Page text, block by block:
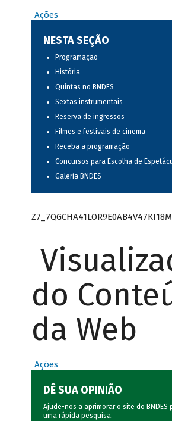
Ações
NESTA SEÇÃO
Programação
História
Quintas no BNDES
Sextas instrumentais
Reserva de ingressos
Filmes e festivais de cinema
Receba a programação
Concursos para Escolha de
Galeria BNDES
do
da Web
Ações
DÊ SUA OPINIÃO
Ajude-nos a aprimorar o site do BNDES
uma rápida pesquisa.